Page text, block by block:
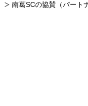
南葛SCの協賛（パート